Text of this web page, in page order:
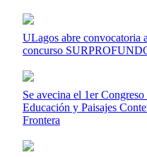
ULagos abre convocatoria
concurso
Se avecina el 1er
Educación y Paisajes
Frontera